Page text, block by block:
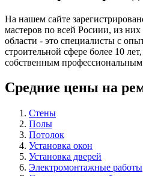
На нашем сайте
мастеров по всей Росиии, из
области - это специалисты с
строительной сфере более 10
собственным
Средние цены на
Стены
Полы
Потолок
Установка окон
Установка дверей
Электромонтажные работы